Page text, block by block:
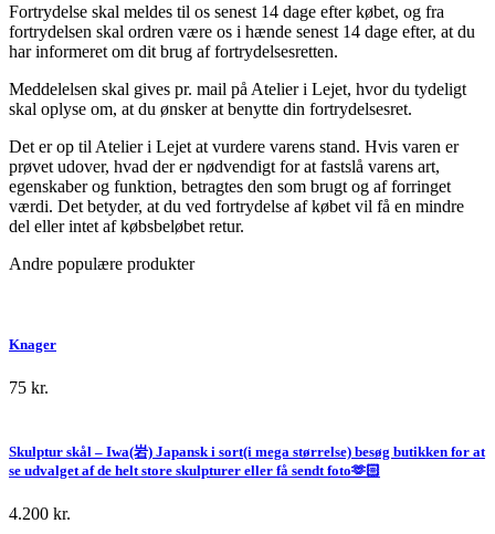
Fortrydelse skal meldes til os senest 14 dage efter købet, og fra
fortrydelsen skal ordren være os i hænde senest 14 dage efter, at du
har informeret om dit brug af fortrydelsesretten.
Meddelelsen skal gives pr. mail på Atelier i Lejet, hvor du tydeligt
skal oplyse om, at du ønsker at benytte din fortrydelsesret.
Det er op til Atelier i Lejet at vurdere varens stand. Hvis varen er
prøvet udover, hvad der er nødvendigt for at fastslå varens art,
egenskaber og funktion, betragtes den som brugt og af forringet
værdi. Det betyder, at du ved fortrydelse af købet vil få en mindre
del eller intet af købsbeløbet retur.
Andre populære produkter
Knager
75 kr.
Skulptur skål – Iwa(岩) Japansk i sort(i mega størrelse) besøg butikken for at
se udvalget af de helt store skulpturer eller få sendt foto🫶🏻
4.200 kr.